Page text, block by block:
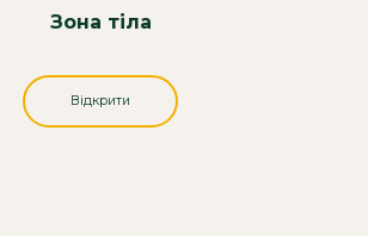
Зона тіла
Відкрити